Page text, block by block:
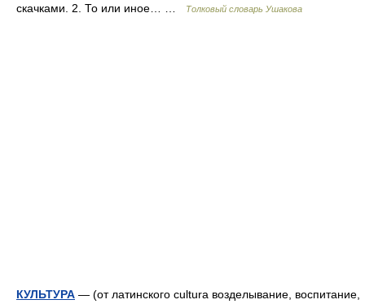
скачками. 2. То или иное… … Толковый словарь Ушакова
КУЛЬТУРА — (от латинского cultura возделывание, воспитание,